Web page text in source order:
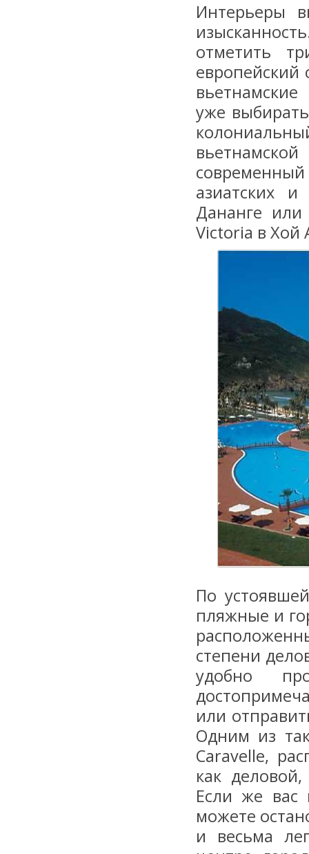
Интерьеры
отметить
европейский
уже
азиатских
Дананге
Victoria в Хой
По
пляжные и
степени
удобно
или
Одним из
Caravelle,
как
Если же вас
можете
и весьма